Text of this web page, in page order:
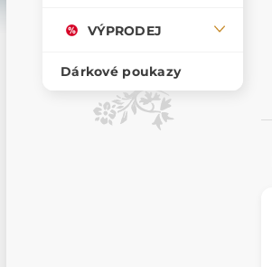
VÝPRODEJ
Dárkové poukazy